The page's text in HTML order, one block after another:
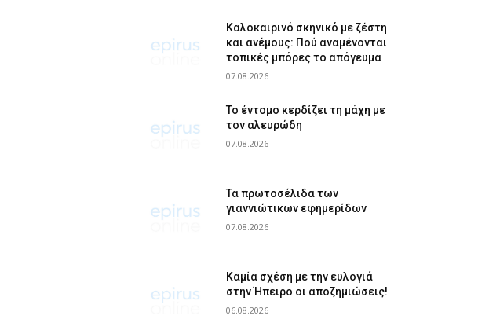
Καλοκαιρινό σκηνικό με ζέστη
και ανέμους: Πού αναμένονται
τοπικές μπόρες το απόγευμα
07.08.2026
Το έντομο κερδίζει τη μάχη με
τον αλευρώδη
07.08.2026
Τα πρωτοσέλιδα των
γιαννιώτικων εφημερίδων
07.08.2026
Καμία σχέση με την ευλογιά
στην Ήπειρο οι αποζημιώσεις!
06.08.2026